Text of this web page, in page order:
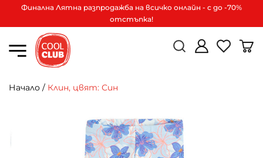
Финална Лятна разпродажба на всичко онлайн - с до -70%
отстъпка!
Начало / Клин, цвят: Син